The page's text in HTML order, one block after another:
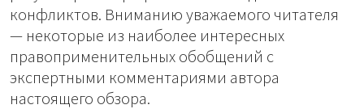
конфликтов. Вниманию уважаемого читателя
— некоторые из наиболее интересных
правоприменительных обобщений с
экспертными комментариями автора
настоящего обзора.